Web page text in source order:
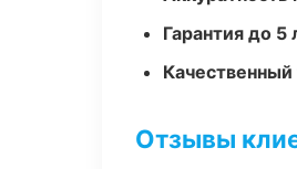
Гарантия до
Отзывы